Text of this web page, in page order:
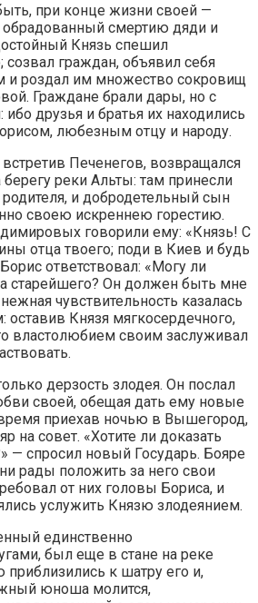
при конце жизни своей —
обрадованный смертию дяди и
Князь спешил
созвал граждан, объявил себя
и роздал им множество сокровищ
Граждане брали дары, но с
друзья и братья их находились
любезным отцу и народу.
Печенегов, возвращался
реки Альты: там принесли
и добродетельный сын
своею искреннею горестию.
говорили ему: «Князь! С
отца твоего; поди в Киев и будь
ответствовал: «Могу ли
старейшего? Он должен быть мне
чувствительность казалась
Князя мягкосердечного,
властолюбием своим заслуживал
дерзость злодея. Он послал
своей, обещая дать ему новые
приехав ночью в Вышегород,
на совет. «Хотите ли доказать
— спросил новый Государь. Бояре
рады положить за него свои
от них головы Бориса, и
услужить Князю злодеянием.
единственно
был еще в стане на реке
к шатру его и,
юноша молится,